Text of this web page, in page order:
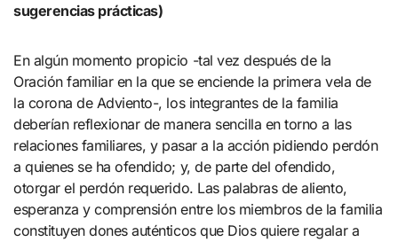
sugerencias prácticas)
En algún momento propicio -tal vez después de la
Oración familiar en la que se enciende la primera vela de
la corona de Adviento-, los integrantes de la familia
deberían reflexionar de manera sencilla en torno a las
relaciones familiares, y pasar a la acción pidiendo perdón
a quienes se ha ofendido; y, de parte del ofendido,
otorgar el perdón requerido. Las palabras de aliento,
esperanza y comprensión entre los miembros de la familia
constituyen dones auténticos que Dios quiere regalar a